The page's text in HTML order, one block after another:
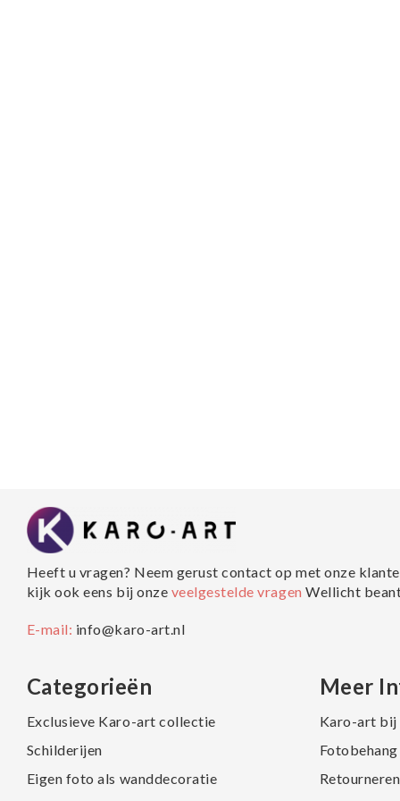
Heeft u vragen? Neem gerust contact op met onze
kijk ook eens bij onze veelgestelde vragenWellicht
E-mail: info@karo-art.nl
Categorieën
Exclusieve Karo-art collectie
Schilderijen
Eigen foto als wanddecoratie
Meer
Karo-art bij